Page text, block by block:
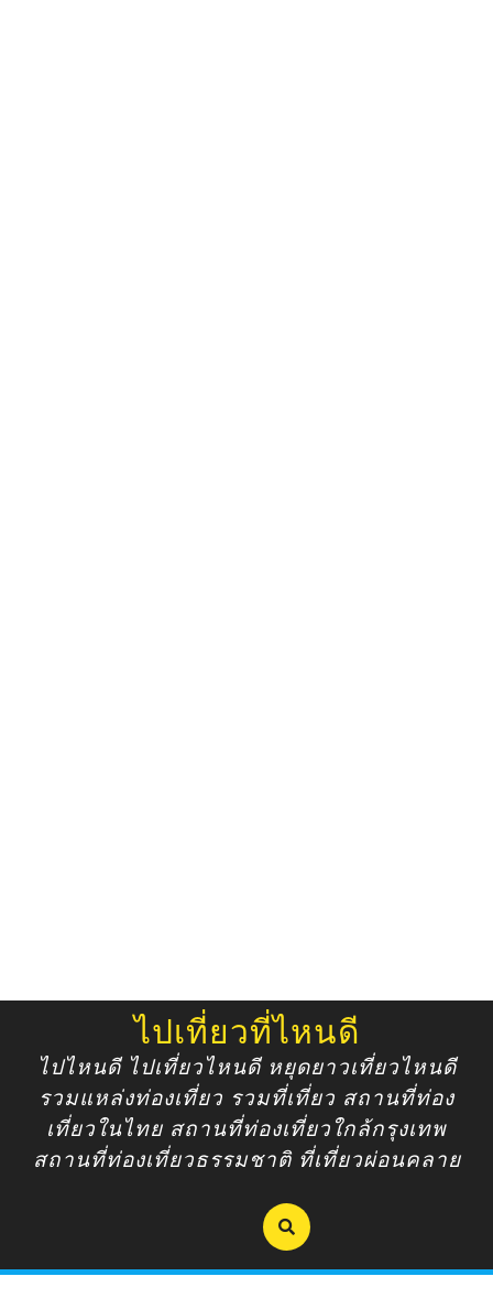
content
ไปเที่ยวที่ไหนดี
ไปไหนดี ไปเที่ยวไหนดี หยุดยาวเที่ยวไหนดี
รวมแหล่งท่องเที่ยว รวมที่เที่ยว สถานที่ท่อง
เที่ยวในไทย สถานที่ท่องเที่ยวใกล้กรุงเทพ
สถานที่ท่องเที่ยวธรรมชาติ ที่เที่ยวผ่อนคลาย